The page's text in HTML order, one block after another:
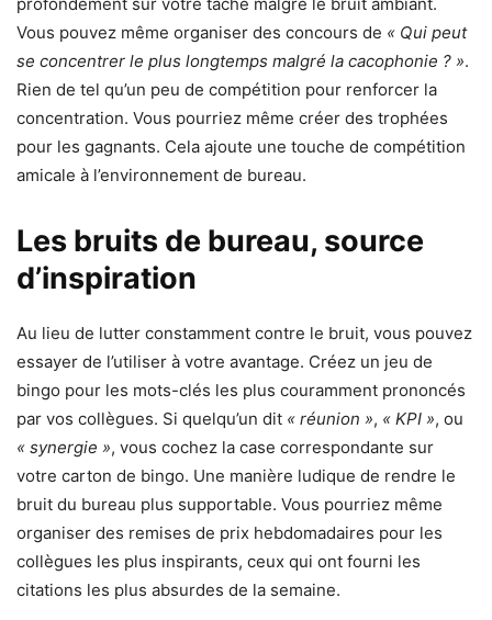
Vous pouvez même organiser des concours de « Qui peut
se concentrer le plus longtemps malgré la cacophonie ? ».
Rien de tel qu’un peu de compétition pour renforcer la
concentration. Vous pourriez même créer des trophées
pour les gagnants. Cela ajoute une touche de compétition
amicale à l’environnement de bureau.
Les bruits de bureau, source
d’inspiration
Au lieu de lutter constamment contre le bruit, vous pouvez
essayer de l’utiliser à votre avantage. Créez un jeu de
bingo pour les mots-clés les plus couramment prononcés
par vos collègues. Si quelqu’un dit « réunion », « KPI », ou
« synergie », vous cochez la case correspondante sur
votre carton de bingo. Une manière ludique de rendre le
bruit du bureau plus supportable. Vous pourriez même
organiser des remises de prix hebdomadaires pour les
collègues les plus inspirants, ceux qui ont fourni les
citations les plus absurdes de la semaine.